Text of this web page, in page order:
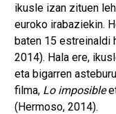
ikusle izan zituen
euroko irabaziekin.
baten 15 estreinaldi
2014). Hala ere,
eta bigarren
filma, Lo imposible
(Hermoso, 2014).